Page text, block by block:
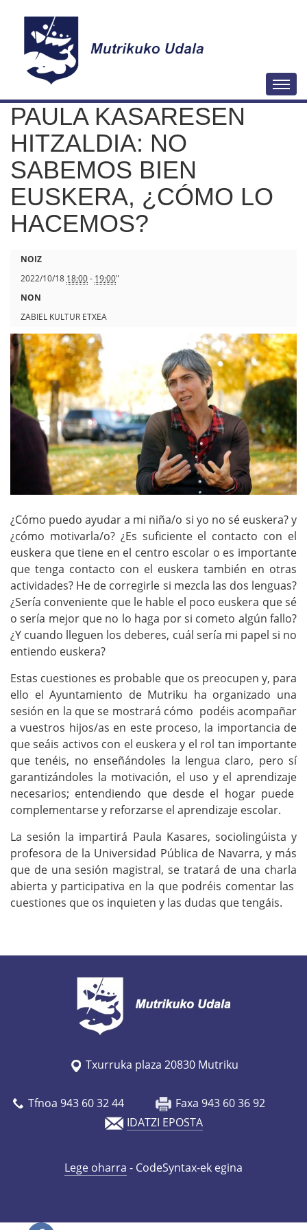
a
PAULA KASARESEN
HITZALDIA: NO
SABEMOS BIEN
EUSKERA, ¿CÓMO LO
HACEMOS?
h
t
t
p
s
:
/
/
w
t
r
i
k
u
.
e
s
/
e
u
/
a
g
e
n
d
a
/
r
h
NOIZ
2022/10/18 18:00- 19:00"
NON
ZABIEL KULTUR ETXEA
¿Cómo puedo ayudar a mi niña/o si yo no sé euskera? y
¿cómo motivarla/o? ¿Es suficiente el contacto con el
euskera que tiene en el centro escolar o es importante
que tenga contacto con el euskera también en otras
actividades? He de corregirle si mezcla las dos lenguas?
¿Sería conveniente que le hable el poco euskera que sé
o sería mejor que no lo haga por si cometo algún fallo?
¿Y cuando lleguen los deberes, cuál sería mi papel si no
entiendo euskera?
Estas cuestiones es probable que os preocupen y, para
ello el Ayuntamiento de Mutriku ha organizado una
sesión en la que se mostrará cómo podéis acompañar
a vuestros hijos/as en este proceso, la importancia de
que seáis activos con el euskera y el rol tan importante
que tenéis, no enseñándoles la lengua claro, pero sí
garantizándoles la motivación, el uso y el aprendizaje
necesarios; entendiendo que desde el hogar puede
complementarse y reforzarse el aprendizaje escolar.
La sesión la impartirá Paula Kasares, sociolingúista y
profesora de la Universidad Pública de Navarra, y más
que de una sesión magistral, se tratará de una charla
abierta y participativa en la que podréis comentar las
cuestiones que os inquieten y las dudas que tengáis.
Txurruka plaza 20830 Mutriku
Tfnoa 943 60 32 44
Faxa 943 60 36 92
IDATZI EPOSTA
Lege oharra - CodeSyntax-ek egina